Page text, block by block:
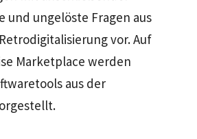
und ungelöste Fragen aus
vor. Auf
Marketplace werden
aus der